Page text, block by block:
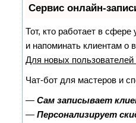
Сервис онлайн-
Тот, кто работает в
и напоминать клиентам
Для новых пользователей
Чат-бот для мастеров и
—Сам записывает
—Персонализирует